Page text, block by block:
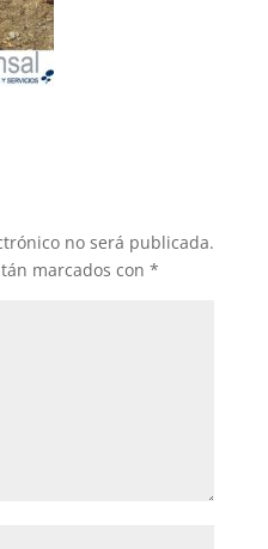
no será publicada.
marcados con *